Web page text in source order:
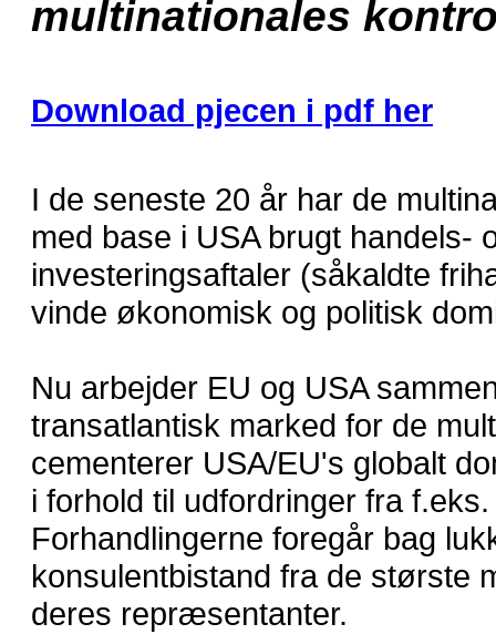
multinationales
Download pjecen i pdf her
I de seneste 20 år har de
med base i USA brugt handels-
investeringsaftaler (såkaldte
vinde økonomisk og politisk
Nu arbejder EU og USA
transatlantisk marked for de
cementerer USA/EU's globalt
i forhold til udfordringer fra
Forhandlingerne foregår bag
konsulentbistand fra de største
deres repræsentanter.